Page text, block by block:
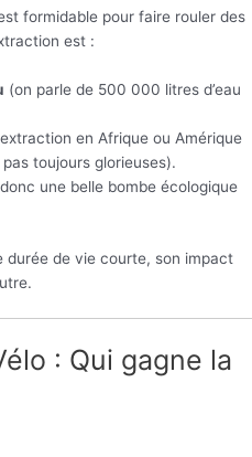
formidable pour faire rouler des
est :
(on parle de 500 000 litres d’eau
en Afrique ou Amérique
toujours glorieuses).
une belle bombe écologique
de vie courte, son impact
: Qui gagne la